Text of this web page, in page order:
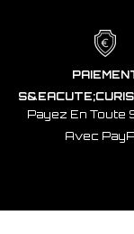
Payez En Toute
Avec